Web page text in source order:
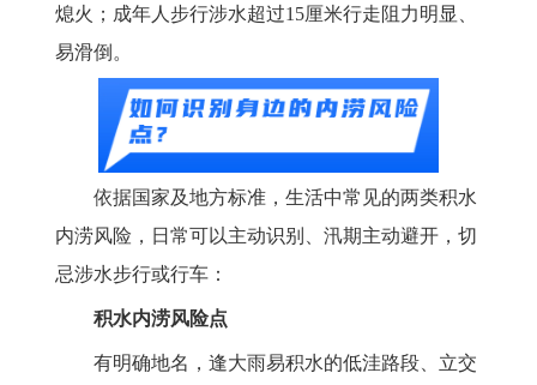
熄火；成年人步行涉水超过15厘米行走阻力明显、
易滑倒。
依据国家及地方标准，生活中常见的两类积水
内涝风险，日常可以主动识别、汛期主动避开，切
忌涉水步行或行车：
积水内涝风险点
有明确地名，逢大雨易积水的低洼路段、立交